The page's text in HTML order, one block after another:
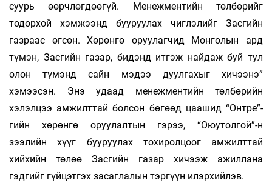
суурь өөрчлөгдөөгүй. Менежментийн төлбөрийг
тодорхой хэмжээнд бууруулах чиглэлийг Засгийн
газраас өгсөн. Хөрөнгө оруулагчид Монголын ард
түмэн, Засгийн газар, бидэнд итгэж найдаж буй тул
олон түмэнд сайн мэдээ дуулгахыг хичээнэ”
хэмээсэн. Энэ удаад менежментийн төлбөрийн
хэлэлцээ амжилттай болсон бөгөөд цаашид “Онтре”-
гийн хөрөнгө оруулалтын гэрээ, “Оюутолгой”-н
зээлийн хүүг бууруулах тохиролцоог амжилттай
хийхийн төлөө Засгийн газар хичээж ажиллана
гэдгийг гүйцэтгэх засаглалын тэргүүн илэрхийлэв.